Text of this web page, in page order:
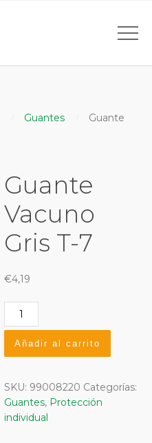
Guantes
Guante
Guante
Vacuno
Gris T-7
€4,19
Guante
Vacuno
Gris
T-
cantidad
Añadir al carrito
SKU: 99008220 Categorías:
Guantes, Protección
individual